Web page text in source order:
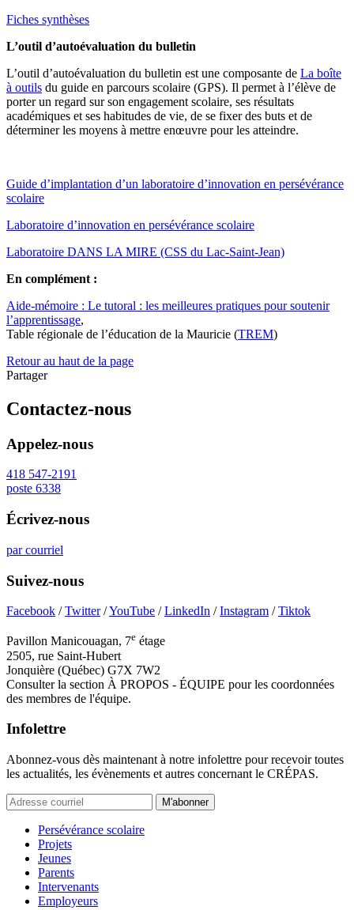
Fiches synthèses
L’outil d’autoévaluation du bulletin
L’outil d’autoévaluation du bulletin est une composante de La boîte
à outils du guide en parcours scolaire (GPS). Il permet à l’élève de
porter un regard sur son engagement scolaire, ses résultats
académiques et ses habitudes de vie, de se fixer des buts et de
déterminer les moyens à mettre enœuvre pour les atteindre.
Guide d’implantation d’un laboratoire d’innovation en persévérance
scolaire
Laboratoire d’innovation en persévérance scolaire
Laboratoire DANS LA MIRE (CSS du Lac-Saint-Jean)
En complément :
Aide-mémoire : Le tutoral : les meilleures pratiques pour soutenir
l’apprentissage,
Table régionale de l’éducation de la Mauricie (TREM)
Retour au haut de la page
Partager
Contactez-nous
Appelez-nous
418 547-2191
poste 6338
Écrivez-nous
par courriel
Suivez-nous
Facebook /Twitter/YouTube /LinkedIn /Instagram /Tiktok
Pavillon Manicouagan, 7e étage
2505, rue Saint-Hubert
Jonquière (Québec) G7X 7W2
Consulter la section À PROPOS - ÉQUIPE pour les coordonnées
des membres de l'équipe.
Infolettre
Abonnez-vous dès maintenant à notre infolettre pour recevoir toutes
les actualités, les évènements et autres concernant le CRÉPAS.
M'abonner
Persévérance scolaire
Projets
Jeunes
Parents
Intervenants
Employeurs